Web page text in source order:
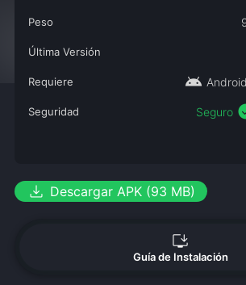
Peso
Última Versión
Requiere android
Seguridad Seguro
download Descargar APK (93 MB)
install_desktop
Guía de Instalación